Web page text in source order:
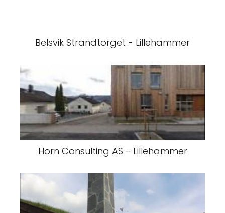
Belsvik Strandtorget - Lillehammer
Horn Consulting AS - Lillehammer